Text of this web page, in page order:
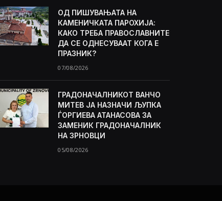
ОД ПИШУВАЊАТА НА
КАМЕНИЧКАТА ПАРОХИЈА:
КАКО ТРЕБА ПРАВОСЛАВНИТЕ
ДА СЕ ОДНЕСУВААТ КОГА Е
ПРАЗНИК?
07/08/2026
ГРАДОНАЧАЛНИКОТ ВАНЧО
МИТЕВ ЈА НАЗНАЧИ ЉУПКА
ЃОРГИЕВА АТАНАСОВА ЗА
ЗАМЕНИК ГРАДОНАЧАЛНИК
НА ЗРНОВЦИ
05/08/2026